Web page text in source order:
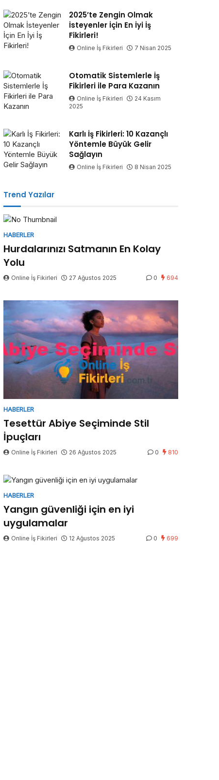
2025’te Zengin Olmak
İsteyenler İçin En İyi İş
Fikirleri!
Online İş Fikirleri 7 Nisan 2025
Otomatik Sistemlerle İş
Fikirleri ile Para Kazanın
Online İş Fikirleri
24 Kasım
2025
Karlı İş Fikirleri: 10 Kazançlı
Yöntemle Büyük Gelir
Sağlayın
Online İş Fikirleri 8 Nisan 2025
Trend Yazılar
HABERLER
Hurdalarınızı Satmanın En Kolay
Yolu
Online İş Fikirleri 27 Ağustos 2025 0 694
HABERLER
Tesettür Abiye Seçiminde Stil
İpuçları
Online İş Fikirleri 26 Ağustos 2025 0 810
HABERLER
Yangın güvenliği için en iyi
uygulamalar
Online İş Fikirleri 12 Ağustos 2025 0 699